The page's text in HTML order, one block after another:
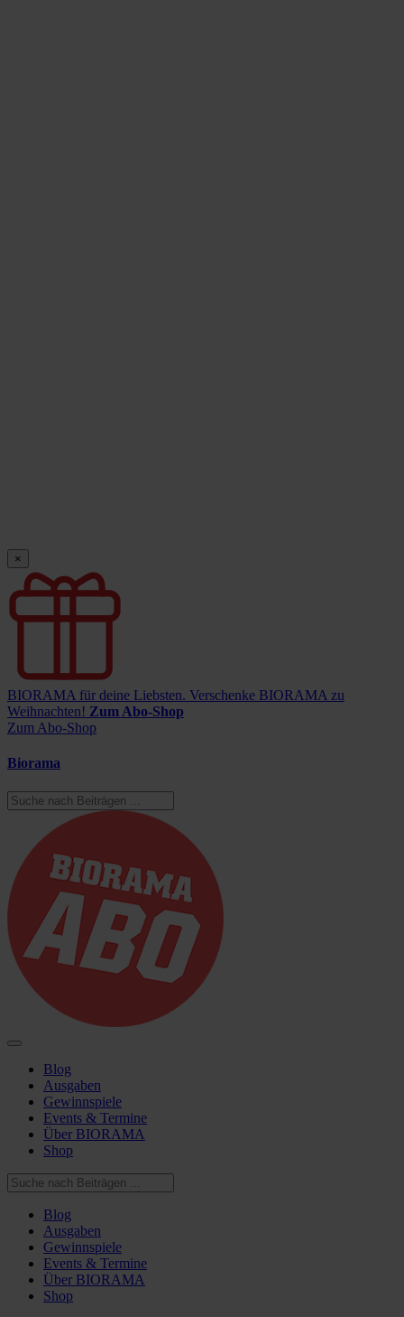
×
BIORAMA für deine Liebsten. Verschenke BIORAMA zu
Weihnachten! Zum Abo-Shop
Zum Abo-Shop
Biorama
Blog
Ausgaben
Gewinnspiele
Events & Termine
Über BIORAMA
Shop
Blog
Ausgaben
Gewinnspiele
Events & Termine
Über BIORAMA
Shop